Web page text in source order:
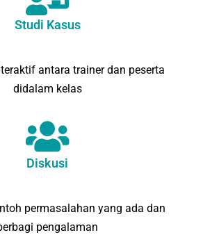
Studi Kasus
antara trainer dan peserta
didalam kelas
Diskusi
permasalahan yang ada dan
pengalaman